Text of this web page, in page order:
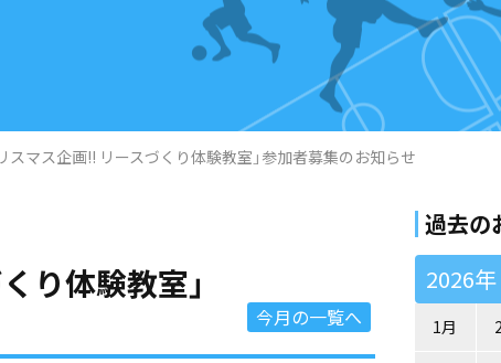
スマス企画!! リースづくり体験教室」参加者募集のお知らせ
り体験教室」
今月の一覧へ
過去の
2026年
1月